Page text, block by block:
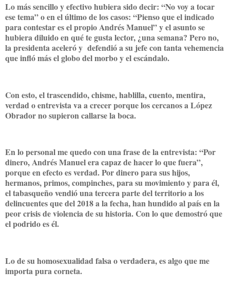
Lo más sencillo y efectivo hubiera sido decir: “No voy a tocar
ese tema” o en el último de los casos: “Pienso que el indicado
para contestar es el propio Andrés Manuel” y el asunto se
hubiera diluido en qué te gusta lector, ¿una semana? Pero no,
la presidenta aceleró y defendió a su jefe con tanta vehemencia
que infló más el globo del morbo y el escándalo.
Con esto, el trascendido, chisme, hablilla, cuento, mentira,
verdad o entrevista va a crecer porque los cercanos a López
Obrador no supieron callarse la boca.
En lo personal me quedo con una frase de la entrevista: “Por
dinero, Andrés Manuel era capaz de hacer lo que fuera”,
porque en efecto es verdad. Por dinero para sus hijos,
hermanos, primos, compinches, para su movimiento y para él,
el tabasqueño vendió una tercera parte del territorio a los
delincuentes que del 2018 a la fecha, han hundido al país en la
peor crisis de violencia de su historia. Con lo que demostró que
el podrido es él.
Lo de su homosexualidad falsa o verdadera, es algo que me
importa pura corneta.